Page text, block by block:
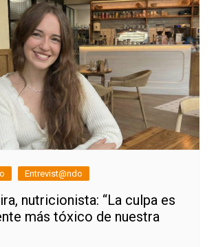
Entrevist@ndo
nutricionista: “La culpa es
más tóxico de nuestra